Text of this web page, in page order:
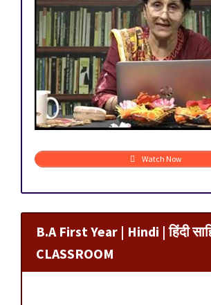
Watch Now
B.A First Year | Hindi | हिंदी
CLASSROOM